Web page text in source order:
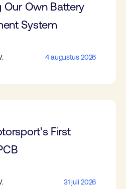
Our Own Battery
System
4 augustus 2026
First
31 juli 2026